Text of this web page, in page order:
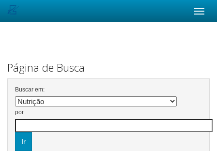
Página de Busca
Buscar em:
por